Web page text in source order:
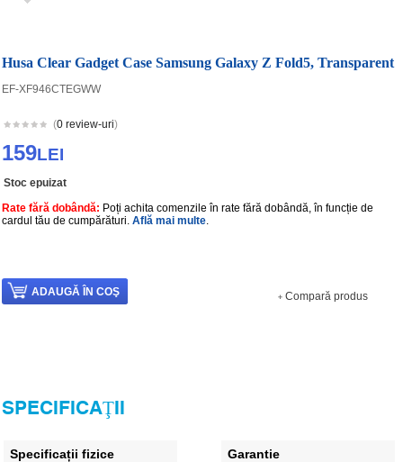
Husa Clear Gadget Case Samsung Galaxy Z Fold5, Transparent
EF-XF946CTEGWW
(0 review-uri)
159LEI
Stoc epuizat
Rate fără dobândă: Poți achita comenzile în rate fără dobândă, în funcție de
cardul tău de cumpărături.Află mai multe.
Compară produs
SPECIFICAŢII
Specificații fizice Garantie